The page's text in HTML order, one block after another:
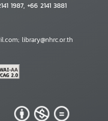
1987, +66 2141 3881
library@nhrc.or.th